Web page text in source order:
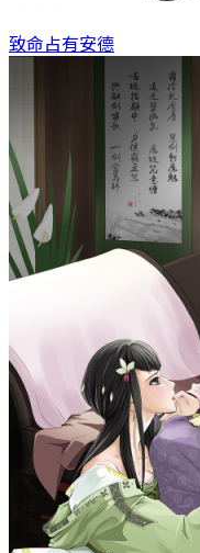
致命占有安德